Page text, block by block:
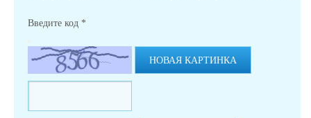
Введите код *
НОВАЯ КАРТИНКА